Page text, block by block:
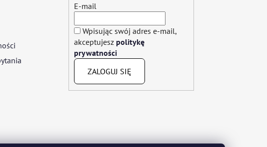
E-mail
Wpisując swój adres e-mail,
akceptujesz politykę
prywatności
ZALOGUJ SIĘ